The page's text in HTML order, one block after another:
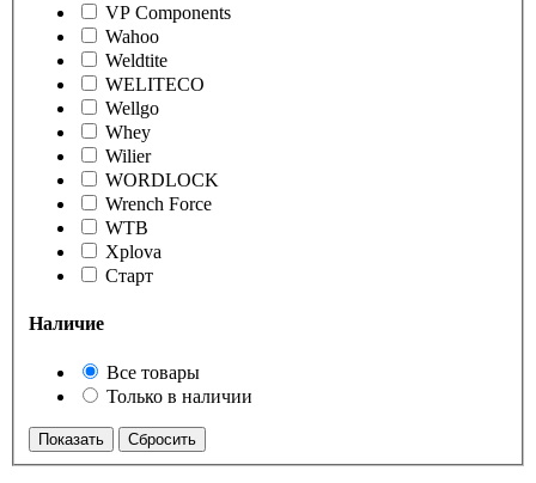
VP Components
Wahoo
Weldtite
WELITECO
Wellgo
Whey
Wilier
WORDLOCK
Wrench Force
WTB
Xplova
Старт
Наличие
Все товары
Только в наличии